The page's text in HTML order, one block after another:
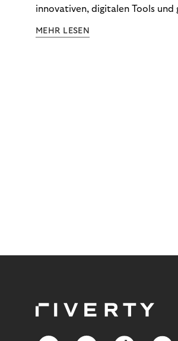
innovativen, digitalen Tools und
ein Leben in finanzieller Freiheit
MEHR LESEN